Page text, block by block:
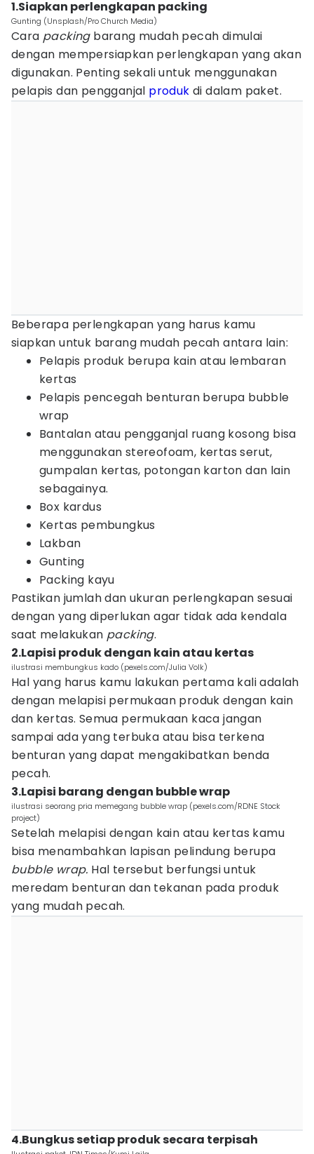
1.Siapkan perlengkapan packing
Gunting (Unsplash/Pro Church Media)
Cara packingbarang mudah pecah dimulai
dengan mempersiapkan perlengkapan yang akan
digunakan. Penting sekali untuk menggunakan
pelapis dan pengganjal produk di dalam paket.
Beberapa perlengkapan yang harus kamu
siapkan untuk barang mudah pecah antara lain:
Pelapis produk berupa kain atau lembaran
kertas
Pelapis pencegah benturan berupa bubble
wrap
Bantalan atau pengganjal ruang kosong bisa
menggunakan stereofoam, kertas serut,
gumpalan kertas, potongan karton dan lain
sebagainya.
Box kardus
Kertas pembungkus
Lakban
Gunting
Packing kayu
Pastikan jumlah dan ukuran perlengkapan sesuai
dengan yang diperlukan agar tidak ada kendala
saat melakukan packing.
2.Lapisi produk dengan kain atau kertas
ilustrasi membungkus kado (pexels.com/Julia Volk)
Hal yang harus kamu lakukan pertama kali adalah
dengan melapisi permukaan produk dengan kain
dan kertas. Semua permukaan kaca jangan
sampai ada yang terbuka atau bisa terkena
benturan yang dapat mengakibatkan benda
pecah.
3.Lapisi barang dengan bubble wrap
ilustrasi seorang pria memegang bubble wrap (pexels.com/RDNE Stock
project)
Setelah melapisi dengan kain atau kertas kamu
bisa menambahkan lapisan pelindung berupa
bubble wrap. Hal tersebut berfungsi untuk
meredam benturan dan tekanan pada produk
yang mudah pecah.
4.Bungkus setiap produk secara terpisah